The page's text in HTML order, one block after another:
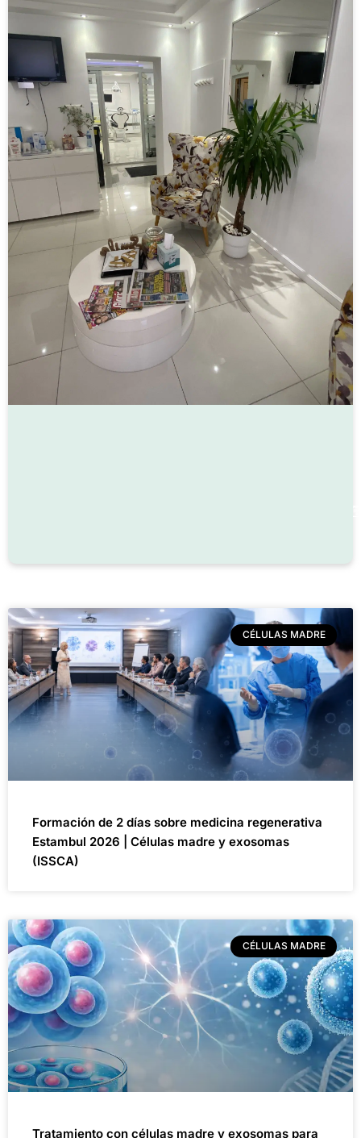
CÉLULAS MADRE
Formación de 2 días sobre medicina regenerativa
Estambul 2026 | Células madre y exosomas
(ISSCA)
CÉLULAS MADRE
Tratamiento con células madre y exosomas para